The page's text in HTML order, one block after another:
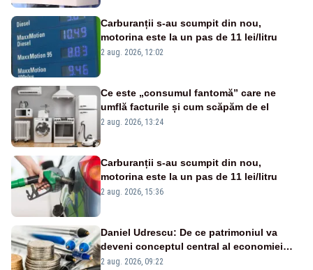
Carburanții s-au scumpit din nou,
motorina este la un pas de 11 lei/litru
2 aug. 2026, 12:02
Ce este „consumul fantomă” care ne
umflă facturile și cum scăpăm de el
2 aug. 2026, 13:24
Carburanții s-au scumpit din nou,
motorina este la un pas de 11 lei/litru
2 aug. 2026, 15:36
Daniel Udrescu: De ce patrimoniul va
deveni conceptul central al economiei
viitoare?
2 aug. 2026, 09:22